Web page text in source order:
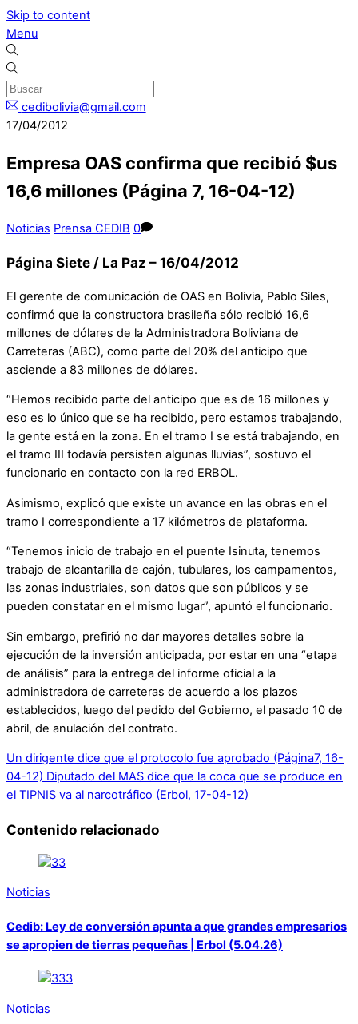
Skip to content
Menu
cedibolivia@gmail.com
17/04/2012
Empresa OAS confirma que recibió $us
16,6 millones (Página 7, 16-04-12)
Noticias Prensa CEDIB 0
Página Siete / La Paz – 16/04/2012
El gerente de comunicación de OAS en Bolivia, Pablo Siles,
confirmó que la constructora brasileña sólo recibió 16,6
millones de dólares de la Administradora Boliviana de
Carreteras (ABC), como parte del 20% del anticipo que
asciende a 83 millones de dólares.
“Hemos recibido parte del anticipo que es de 16 millones y
eso es lo único que se ha recibido, pero estamos trabajando,
la gente está en la zona. En el tramo I se está trabajando, en
el tramo III todavía persisten algunas lluvias”, sostuvo el
funcionario en contacto con la red ERBOL.
Asimismo, explicó que existe un avance en las obras en el
tramo I correspondiente a 17 kilómetros de plataforma.
“Tenemos inicio de trabajo en el puente Isinuta, tenemos
trabajo de alcantarilla de cajón, tubulares, los campamentos,
las zonas industriales, son datos que son públicos y se
pueden constatar en el mismo lugar”, apuntó el funcionario.
Sin embargo, prefirió no dar mayores detalles sobre la
ejecución de la inversión anticipada, por estar en una “etapa
de análisis” para la entrega del informe oficial a la
administradora de carreteras de acuerdo a los plazos
establecidos, luego del pedido del Gobierno, el pasado 10 de
abril, de anulación del contrato.
Un dirigente dice que el protocolo fue aprobado (Página7, 16-
04-12) Diputado del MAS dice que la coca que se produce en
el TIPNIS va al narcotráfico (Erbol, 17-04-12)
Contenido relacionado
Noticias
Cedib: Ley de conversión apunta a que grandes empresarios
se apropien de tierras pequeñas | Erbol (5.04.26)
Noticias